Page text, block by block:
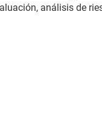
análisis de